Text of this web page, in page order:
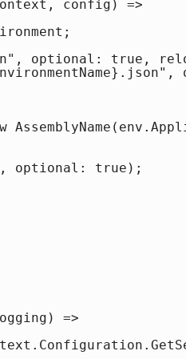
config) =>
optional: true,
optional: true);
=>